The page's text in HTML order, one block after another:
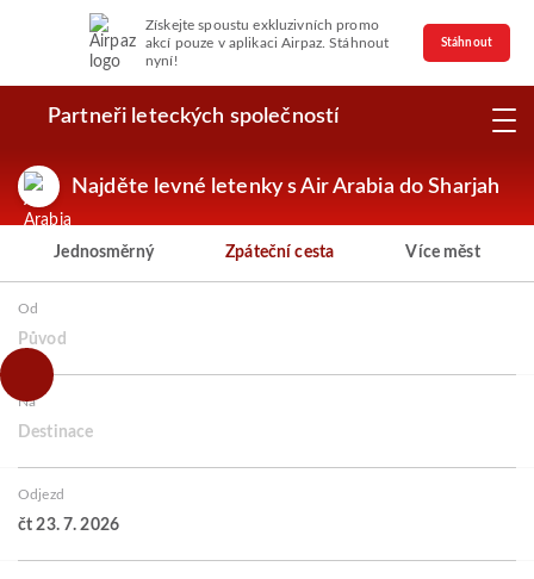
Získejte spoustu exkluzivních promo
akcí pouze v aplikaci Airpaz. Stáhnout
nyní!
Stáhnout
Partneři leteckých společností
Najděte levné letenky s Air Arabia do Sharjah
Jednosměrný Zpáteční cesta Více měst
Od
Původ
Na
Destinace
Odjezd
čt 23. 7. 2026